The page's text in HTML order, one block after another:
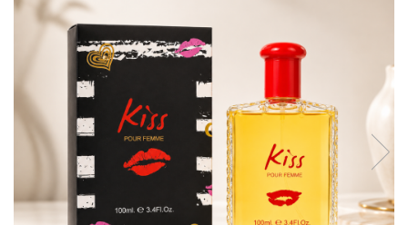
Parfumuri Arabesti
Set Parfum
Parfum tip fiola